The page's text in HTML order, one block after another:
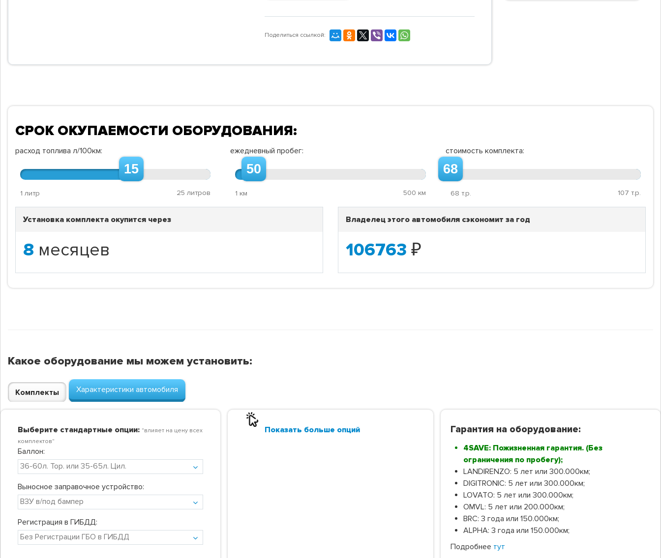
Поделиться ссылкой:
СРОК ОКУПАЕМОСТИ ОБОРУДОВАНИЯ:
расход топлива л/100км:
15
1 литр 25 литров
ежедневный пробег:
50
1 км 500 км
стоимость комплекта:
68
68 т.р. 107 т.р.
Установка комплекта окупится через
8 месяцев
Владелец этого автомобиля сэкономит за год
106763 ₽
Какое оборудование мы можем установить:
Комплекты Характеристики автомобиля
Выберите стандартные опции: "влияет на цену всех
комплектов"
Баллон:
Выносное заправочное устройство:
Регистрация в ГИБДД:
Показать больше опций Гарантия на оборудование:
4SAVE: Пожизненная гарантия. (Без
ограничения по пробегу);
LANDIRENZO: 5 лет или 300.000км;
DIGITRONIC: 5 лет или 300.000км;
LOVATO: 5 лет или 300.000км;
OMVL: 5 лет или 200.000км;
BRC: 3 года или 150.000км;
ALPHA: 3 года или 150.000км;
Подробнее тут